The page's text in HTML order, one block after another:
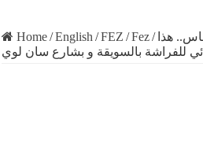
Home/English /FEZ /Fez/ هذا
للفراشة بالسويقة و بشارع سان لوي